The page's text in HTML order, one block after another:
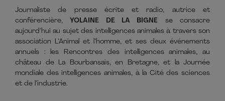
Journaliste de presse écrite et radio, autrice et
conférencière,YOLAINE DE LA BIGNE se consacre
aujourd’hui au sujet des intelligences animales à travers son
association L’Animal et l’homme, et ses deux événements
annuels : les Rencontres des intelligences animales, au
château de La Bourbansais, en Bretagne, et la Journée
mondiale des intelligences animales, à la Cité des sciences
et de l’industrie.